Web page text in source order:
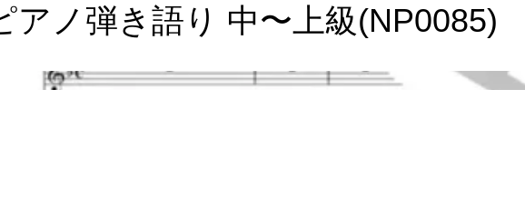
アノ弾き語り 中〜上級(NP0085)